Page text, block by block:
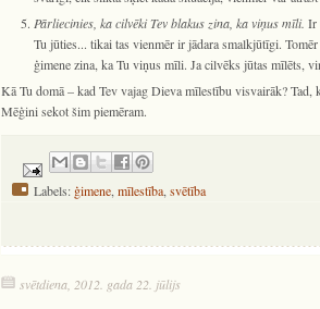
Pārliecinies, ka cilvēki Tev blakus zina, ka viņus mīli. Ir
Tu jūties... tikai tas vienmēr ir jādara smalkjūtīgi.
ģimene zina, ka Tu viņus mīli. Ja cilvēks jūtas mīlēts,
Kā Tu domā – kad Tev vajag Dieva mīlestību visvairāk? Tad,
Mēģini sekot šim piemēram.
Labels: ģimene mīlestība svētība
svētdiena, 2012. gada 22. jūlijs